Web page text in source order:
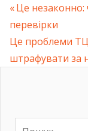
Навігація
записів
Previous
Post:
Це незаконно:
перевірки
Next
Post:
Це проблеми
штрафувати за